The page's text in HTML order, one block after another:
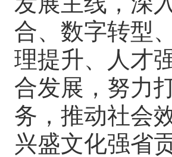
合、数字转型
理提升、人才
合发展，努力
务，推动社会
兴盛文化强省